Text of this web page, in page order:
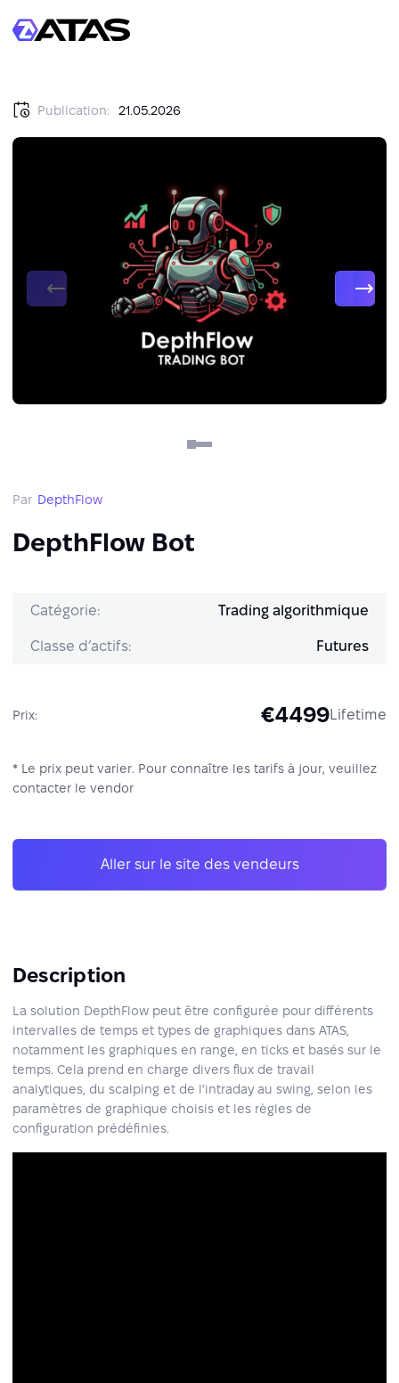
Publication: 21.05.2026
Par DepthFlow
DepthFlow Bot
Catégorie: Trading algorithmique
Classe d’actifs: Futures
Prix: €4499Lifetime
* Le prix peut varier. Pour connaître les tarifs à jour, veuillez
contacter le vendor
Aller sur le site des vendeurs
Description
La solution DepthFlow peut être configurée pour différents
intervalles de temps et types de graphiques dans ATAS,
notamment les graphiques en range, en ticks et basés sur le
temps. Cela prend en charge divers flux de travail
analytiques, du scalping et de l'intraday au swing, selon les
paramètres de graphique choisis et les règles de
configuration prédéfinies.